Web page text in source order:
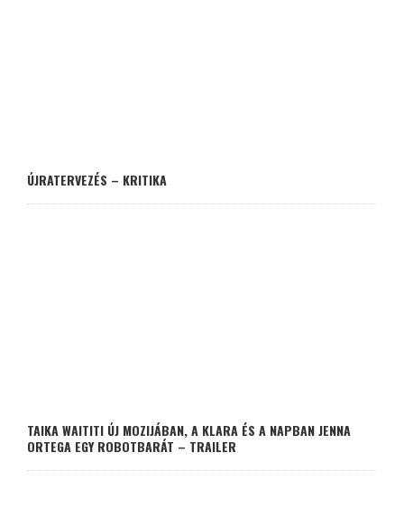
ÚJRATERVEZÉS – KRITIKA
TAIKA WAITITI ÚJ MOZIJÁBAN, A KLARA ÉS A NAPBAN JENNA
ORTEGA EGY ROBOTBARÁT – TRAILER